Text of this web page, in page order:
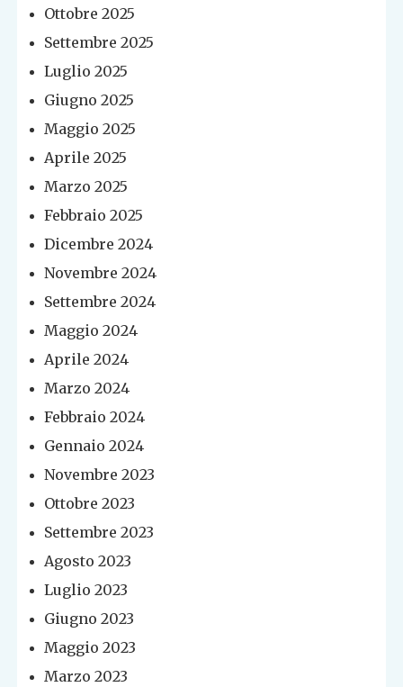
Ottobre 2025
Settembre 2025
Luglio 2025
Giugno 2025
Maggio 2025
Aprile 2025
Marzo 2025
Febbraio 2025
Dicembre 2024
Novembre 2024
Settembre 2024
Maggio 2024
Aprile 2024
Marzo 2024
Febbraio 2024
Gennaio 2024
Novembre 2023
Ottobre 2023
Settembre 2023
Agosto 2023
Luglio 2023
Giugno 2023
Maggio 2023
Marzo 2023